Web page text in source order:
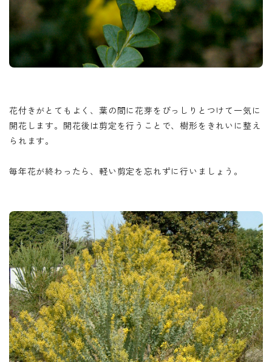
花付きがとてもよく、葉の間に花芽をびっしりとつけて一気に
開花します。開花後は剪定を行うことで、樹形をきれいに整え
られます。
毎年花が終わったら、軽い剪定を忘れずに行いましょう。